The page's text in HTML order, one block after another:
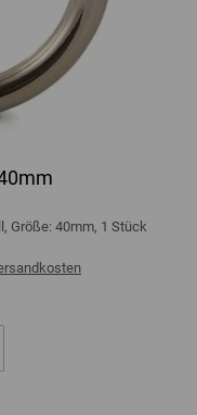
Größe: 40mm, 1 Stück